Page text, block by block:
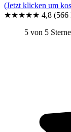
(Jetzt klicken um
★★★★★ 4,8 (566
5 von 5 Sterne